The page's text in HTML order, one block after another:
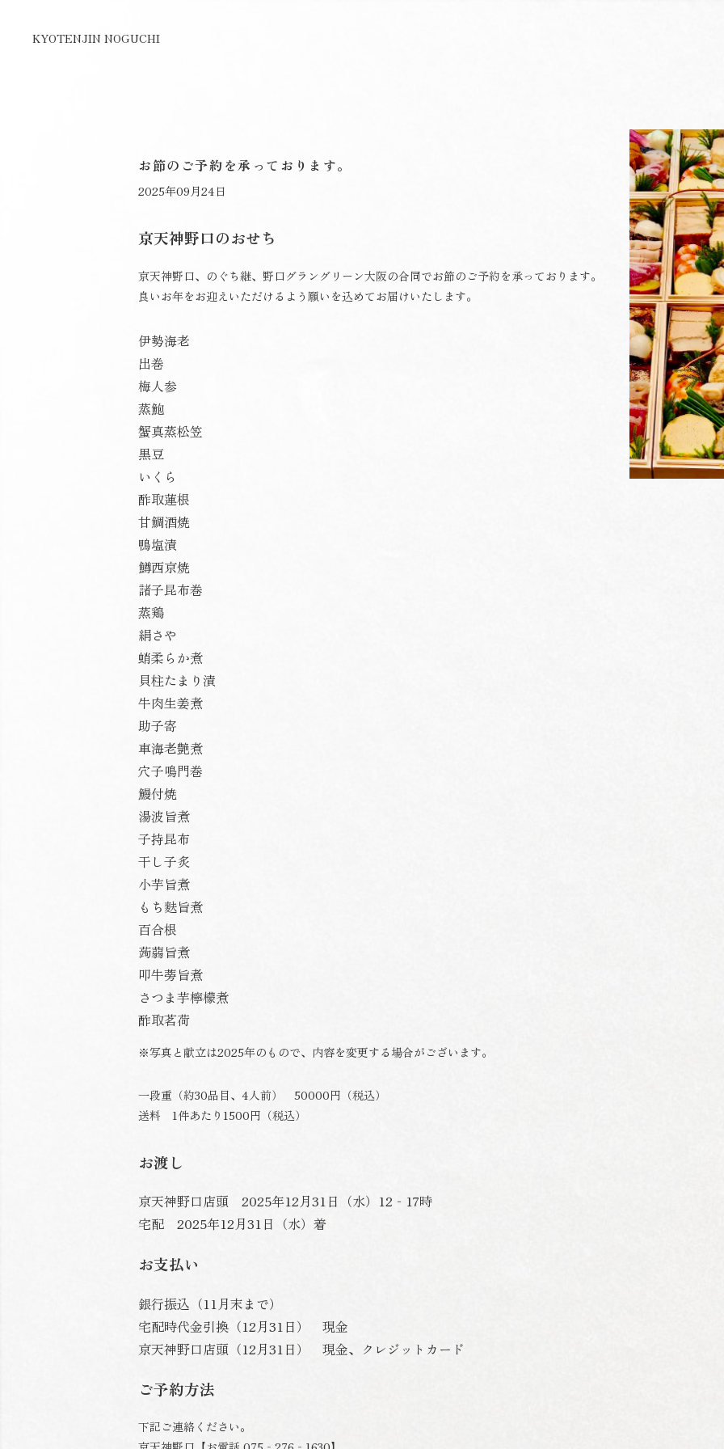
お節のご予約を承っております。
2025年09月24日
京天神野口のおせち
京天神野口、のぐち継、野口グラングリーン大阪の合同でお節のご予約を承っております。
良いお年をお迎えいただけるよう願いを込めてお届けいたします。
伊勢海老
出巻
梅人参
蒸鮑
蟹真蒸松笠
黒豆
いくら
酢取蓮根
甘鯛酒焼
鴨塩漬
鱒西京焼
諸子昆布巻
蒸鶏
絹さや
蛸柔らか煮
貝柱たまり漬
牛肉生姜煮
助子寄
車海老艶煮
穴子鳴門巻
鰻付焼
湯波旨煮
子持昆布
干し子炙
小芋旨煮
もち麩旨煮
百合根
蒟蒻旨煮
叩牛蒡旨煮
さつま芋檸檬煮
酢取茗荷
※写真と献立は2025年のもので、内容を変更する場合がございます。
一段重（約30品目、4人前） 50000円（税込）
送料 1件あたり1500円（税込）
お渡し
京天神野口店頭 2025年12月31日（水）12‐17時
宅配 2025年12月31日（水）着
お支払い
銀行振込（11月末まで）
宅配時代金引換（12月31日） 現金
京天神野口店頭（12月31日） 現金、クレジットカード
ご予約方法
下記ご連絡ください。
KYOTENJIN NOGUCHI